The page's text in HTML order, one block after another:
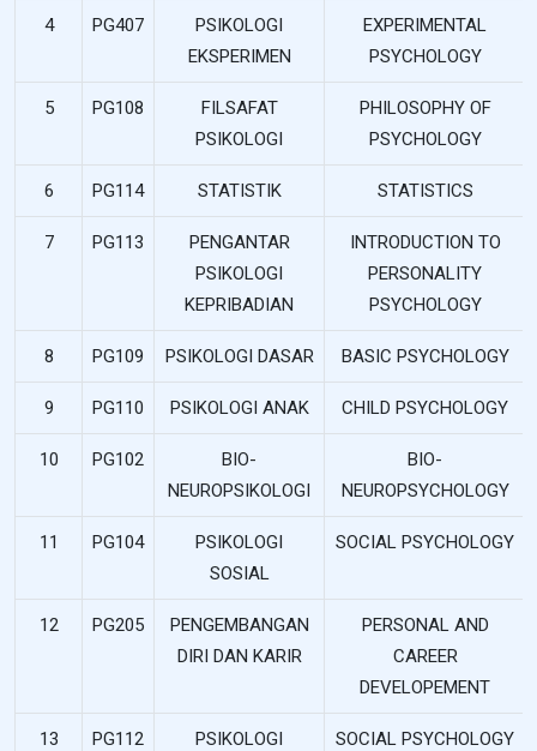
4 PG407
PSIKOLOGI
EKSPERIMEN
EXPERIMENTAL
PSYCHOLOGY
5 PG108
FILSAFAT
PSIKOLOGI
PHILOSOPHY OF
PSYCHOLOGY
6 PG114 STATISTIK STATISTICS
7 PG113
PENGANTAR
PSIKOLOGI
KEPRIBADIAN
INTRODUCTION TO
PERSONALITY
PSYCHOLOGY
8 PG109 PSIKOLOGI DASAR BASIC PSYCHOLOGY
9 PG110 PSIKOLOGI ANAK CHILD PSYCHOLOGY
10 PG102
BIO-
NEUROPSIKOLOGI
BIO-
NEUROPSYCHOLOGY
11 PG104
PSIKOLOGI
SOSIAL
SOCIAL PSYCHOLOGY
12 PG205
PENGEMBANGAN
DIRI DAN KARIR
PERSONAL AND
CAREER
DEVELOPEMENT
13 PG112
PSIKOLOGI
SOCIAL PSYCHOLOGY